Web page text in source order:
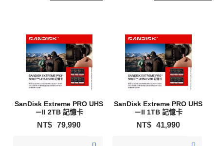
SanDisk Extreme PRO UHS
－II 2TB 記憶卡
NT$ 79,990
SanDisk Extreme PRO UHS
－II 1TB 記憶卡
NT$ 41,990